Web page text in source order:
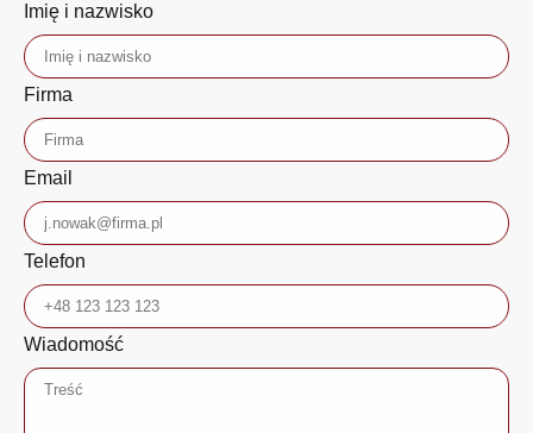
Imię i nazwisko
Firma
Email
Telefon
Wiadomość